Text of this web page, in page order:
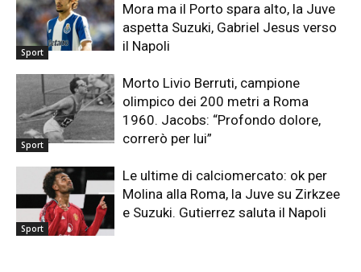
Sport
Mora ma il Porto spara alto, la Juve
aspetta Suzuki, Gabriel Jesus verso
il Napoli
Sport
Morto Livio Berruti, campione
olimpico dei 200 metri a Roma
1960. Jacobs: “Profondo dolore,
correrò per lui”
Sport
Le ultime di calciomercato: ok per
Molina alla Roma, la Juve su Zirkzee
e Suzuki. Gutierrez saluta il Napoli